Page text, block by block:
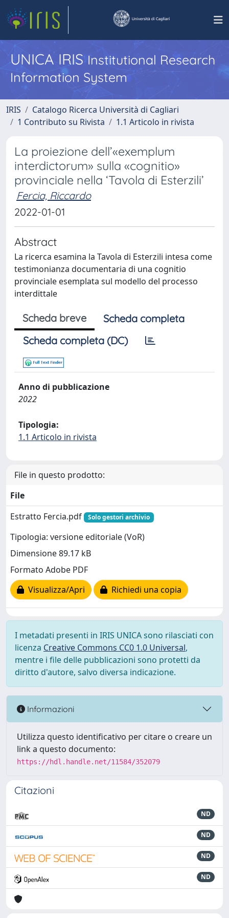
UNICA IRISInstitutional Research
Information System
IRIS
Catalogo Ricerca Università di Cagliari
1 Contributo su Rivista
1.1 Articolo in rivista
La proiezione dell’«exemplum
interdictorum» sulla «cognitio»
provinciale nella ‘Tavola di Esterzili’
Fercia, Riccardo
2022-01-01
Abstract
La ricerca esamina la Tavola di Esterzili intesa come
testimonianza documentaria di una cognitio
provinciale esemplata sul modello del processo
interdittale
Scheda breve
Scheda completa
Scheda completa (DC)
Anno di pubblicazione
2022
Tipologia:
1.1 Articolo in rivista
File in questo prodotto:
File
Estratto Fercia.pdf
Solo gestori archivio
Tipologia: versione editoriale (VoR)
Dimensione 89.17 kB
Formato Adobe PDF
Visualizza/Apri
Richiedi una copia
I metadati presenti in IRIS UNICA sono rilasciati con
licenza Creative Commons CC0 1.0 Universal,
mentre i file delle pubblicazioni sono protetti da
diritto d'autore, salvo diversa indicazione.
Informazioni
Utilizza questo identificativo per citare o creare un
link a questo documento:
https://hdl.handle.net/11584/352079
Citazioni
ND
ND
ND
ND